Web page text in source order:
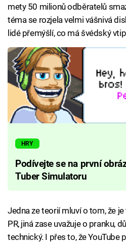
mety 50 milionů odběratelů
téma se rozjela velmi vášnivá
lidé přemýšlí, co má švédský
HRY
Podívejte se na první
Tuber Simulatoru
Jedna ze teorií mluví o tom, že
PR, jiná zase uvažuje o pranku,
technický. I přes to, že YouTube